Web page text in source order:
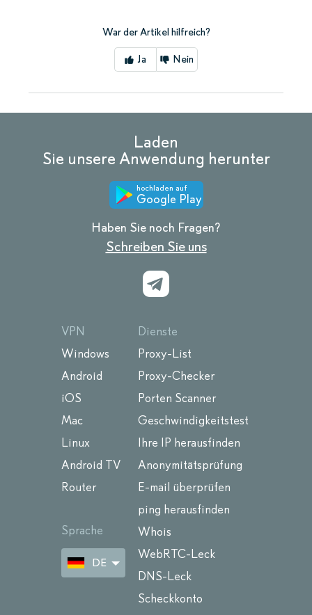
War der Artikel hilfreich?
Ja Nein
Laden
Sie unsere Anwendung herunter
hochladen auf
Google Play
Haben Sie noch Fragen?
Schreiben Sie uns
VPN
Windows
Android
iOS
Mac
Linux
Android TV
Router
Sprache
DE
Dienste
Proxy-List
Proxy-Checker
Porten Scanner
Geschwindigkeitstest
Ihre IP herausfinden
Anonymitätsprüfung
E-mail überprüfen
ping herausfinden
Whois
WebRTC-Leck
DNS-Leck
Scheckkonto